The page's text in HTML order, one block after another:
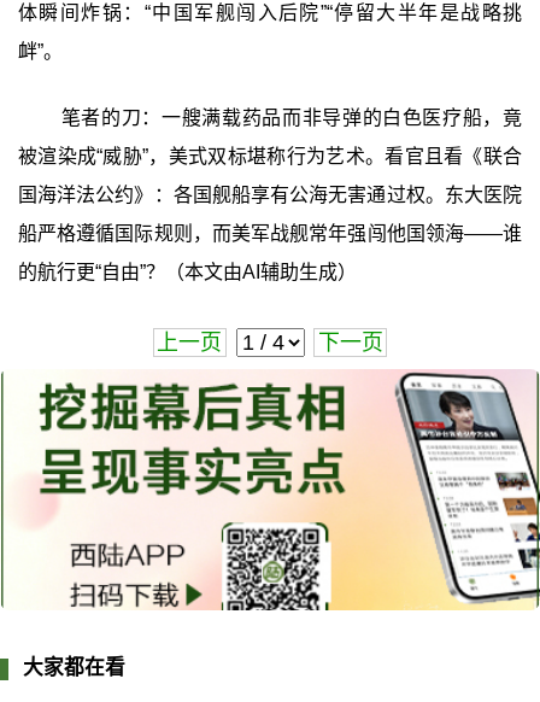
体瞬间炸锅：“中国军舰闯入后院”“停留大半年是战略挑
衅”。
笔者的刀：一艘满载药品而非导弹的白色医疗船，竟
被渲染成“威胁”，美式双标堪称行为艺术。看官且看《联合
国海洋法公约》：各国舰船享有公海无害通过权。东大医院
船严格遵循国际规则，而美军战舰常年强闯他国领海——谁
的航行更“自由”？（本文由AI辅助生成）
上一页 下一页
大家都在看